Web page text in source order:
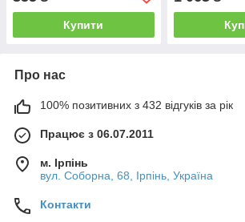
Купити
Про нас
100% позитивних з 432 відгуків за рік
Працює з 06.07.2011
м. Ірпінь
вул. Соборна, 68, Ірпінь, Україна
Контакти